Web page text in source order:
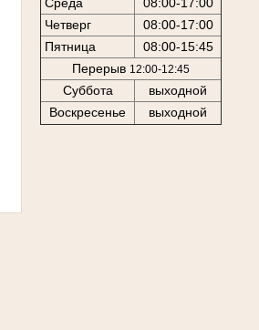
Среда
08:00-17:00
Четверг
08:00-17:00
Пятница
08:00-15:45
Перерыв 12:00-12:45
Суббота
выходной
Воскресенье
выходной